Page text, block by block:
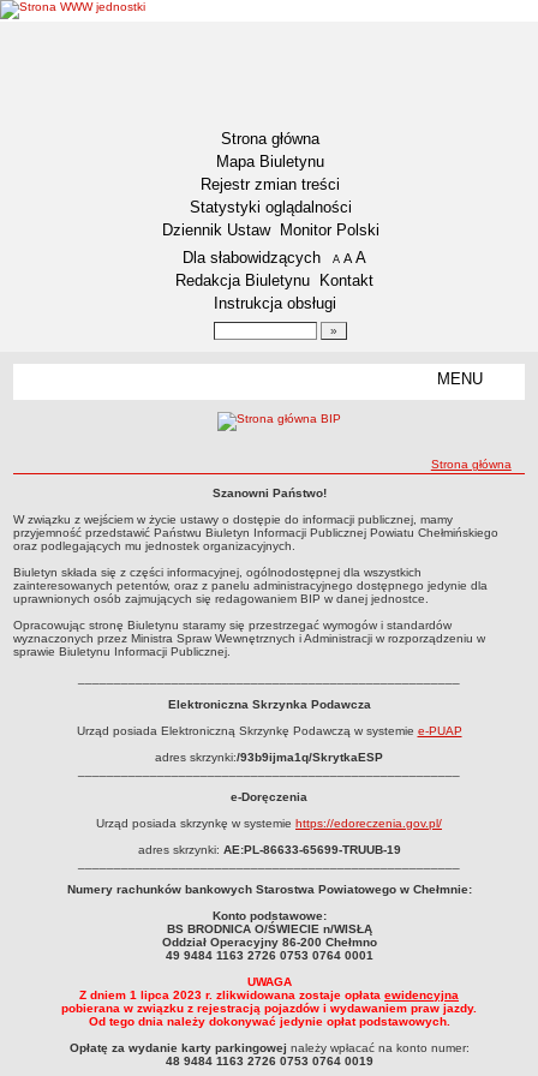
Strona główna
Mapa Biuletynu
Rejestr zmian treści
Statystyki oglądalności
Dziennik Ustaw
Monitor Polski
Menu dodatkowe
Dla słabowidzących A pomniejsz czcionkę
A standardowy rozmiar czcionki
A
Redakcja Biuletynu
Kontakt
Instrukcja obsługi
MENU
Raport o stanie zapewniania dostępności
Plan działania na rzecz poprawy zapewnienia dostępności
RODO
POLITYKA PRYWATNOŚCI
NASZ POWIAT
Dane podstawowe i lokalizacja
Samodzielne stanowiska pracy
Praca w urzędzie
Praca w urzędzie - archiwum
Elektroniczna Skrzynka Podawcza
Standardy ochrony małoletnich
SYGNALISTA
AKTUALNOŚCI I OGŁOSZENIA
ścieżka nawigacji
Strona główna
Szanowni Państwo!
W związku z wejściem w życie ustawy o dostępie do informacji publicznej, mamy
przyjemność przedstawić Państwu Biuletyn Informacji Publicznej Powiatu Chełmińskiego
oraz podlegających mu jednostek organizacyjnych.
Biuletyn składa się z części informacyjnej, ogólnodostępnej dla wszystkich
zainteresowanych petentów, oraz z panelu administracyjnego dostępnego jedynie dla
uprawnionych osób zajmujących się redagowaniem BIP w danej jednostce.
Opracowując stronę Biuletynu staramy się przestrzegać wymogów i standardów
wyznaczonych przez Ministra Spraw Wewnętrznych i Administracji w rozporządzeniu w
sprawie Biuletynu Informacji Publicznej.
Elektroniczna Skrzynka Podawcza
Urząd posiada Elektroniczną Skrzynkę Podawczą w systemie e-PUAP
adres skrzynki:/93b9ijma1q/SkrytkaESP
e-Doręczenia
Urząd posiada skrzynkę w systemie https://edoreczenia.gov.pl/
adres skrzynki: AE:PL-86633-65699-TRUUB-19
Numery rachunków bankowych Starostwa Powiatowego w Chełmnie:
Konto podstawowe:
BS BRODNICA O/ŚWIECIE n/WISŁĄ
Oddział Operacyjny 86-200 Chełmno
49 9484 1163 2726 0753 0764 0001
UWAGA
Z dniem 1 lipca 2023 r. zlikwidowana zostaje opłata ewidencyjna
pobierana w związku z rejestracją pojazdów i wydawaniem praw jazdy.
Od tego dnia należy dokonywać jedynie opłat podstawowych.
Opłatę za wydanie karty parkingowej należy wpłacać na konto numer:
48 9484 1163 2726 0753 0764 0019